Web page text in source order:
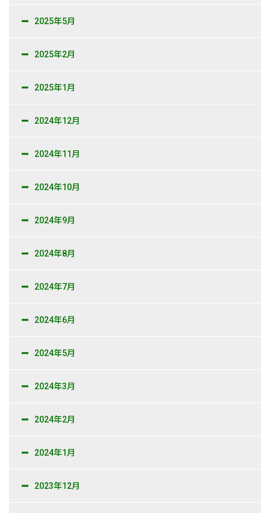
2025年5月
2025年2月
2025年1月
2024年12月
2024年11月
2024年10月
2024年9月
2024年8月
2024年7月
2024年6月
2024年5月
2024年3月
2024年2月
2024年1月
2023年12月